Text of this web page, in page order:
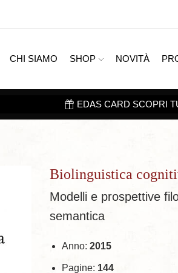
CHI SIAMO SHOP NOVITÀ
EDAS CARD SCOPRI
Biolinguistica
Modelli e prospettive
semantica
Anno: 2015
Pagine: 144